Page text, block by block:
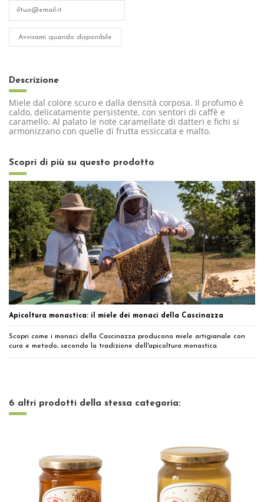
Descrizione
Miele dal colore scuro e dalla densità corposa. Il profumo è
caldo, delicatamente persistente, con sentori di caffè e
caramello. Al palato le note caramellate di datteri e fichi si
armonizzano con quelle di frutta essiccata e malto.
Scopri di più su questo prodotto
Apicoltura monastica: il miele dei monaci della Cascinazza
Scopri come i monaci della Cascinazza producono miele artigianale con
cura e metodo, secondo la tradizione dell'apicoltura monastica.
6 altri prodotti della stessa categoria: